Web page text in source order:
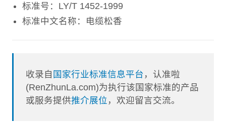
标准号：LY/T 1452-1999
标准中文名称：电缆松香
收录自 国家行业标准信息平台 ，认准啦
(RenZhunLa.com)为执行该国家标准的产品
或服务提供推介展位 ，欢迎留言交流。